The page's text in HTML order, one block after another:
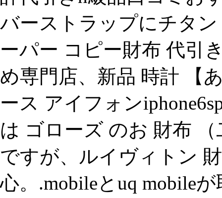
バーストラップにチタン
ーパー コピー財布 代引
め専門店、新品 時計 【
ース アイフォン
は ゴローズ のお 財布
ですが、ルイヴィトン
心。.mobileとuq mobile